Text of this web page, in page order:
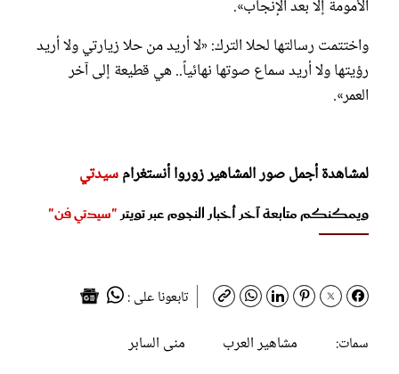
الأمومة إلا بعد الإنجاب».
واختتمت رسالتها لحلا الترك: «لا أريد من حلا زيارتي ولا أريد
رؤيتها ولا أريد سماع صوتها نهائياً.. هي قطيعة إلى آخر
العمر».
لمشاهدة أجمل صور المشاهير زوروا أنستغرامسيدتي
ويمكنكم متابعة آخر أخبار النجوم عبر تويتر"سيدتي فن"
تابعونا على :
سمات:
مشاهير العرب
منى السابر